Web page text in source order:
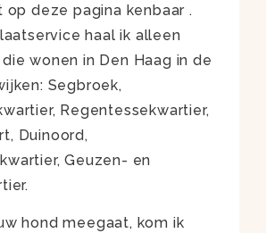
op deze pagina kenbaar .
haal ik alleen
wonen in Den Haag in de
Segbroek,
Regentessekwartier,
Duinoord,
Geuzen- en
hond meegaat, kom ik